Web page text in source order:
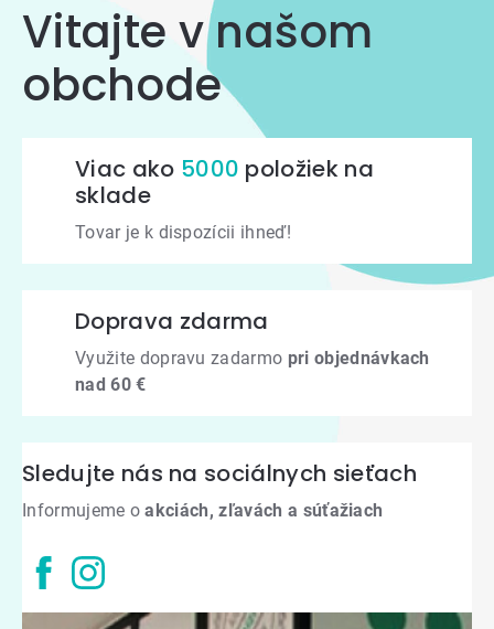
Vitajte v našom
obchode
Viac ako 5000 položiek na
sklade
Tovar je k dispozícii ihneď!
Doprava zdarma
Využite dopravu zadarmo pri objednávkach
nad 60 €
Sledujte nás na sociálnych sieťach
Informujeme oakciách, zľavách a súťažiach